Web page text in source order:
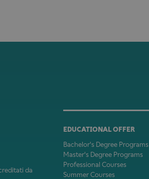
da
EDUCATIONAL OFFER
Bachelor's Degree Programs
Master's Degree Programs
Professional Courses
Summer Courses